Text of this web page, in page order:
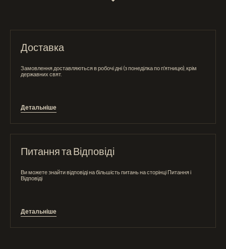
Доставка
Замовлення доставляються в робочі дні (з понеділка по п'ятницю), крім
державних свят.
Детальніше
Питання та Відповіді
Ви можете знайти відповіді на більшість питань на сторінці Питання і
Відповіді
Детальніше